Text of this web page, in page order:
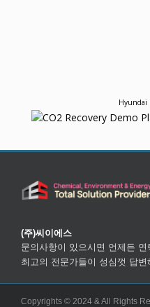
Hyundai
(주)씨이에스
문의사항이 있으시면 언제든 연
최고의 전문가들이 성심껏 답변
Copyrights © 2024 & All Rights